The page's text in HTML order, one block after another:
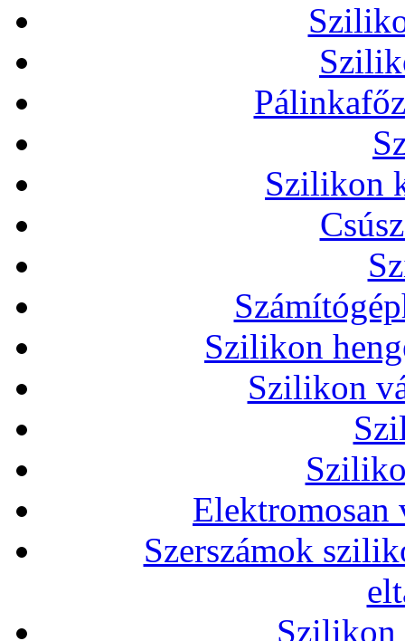
Szilikon
Szilikon
Szilikon
Elektromosan
Szerszámok
Szilikon